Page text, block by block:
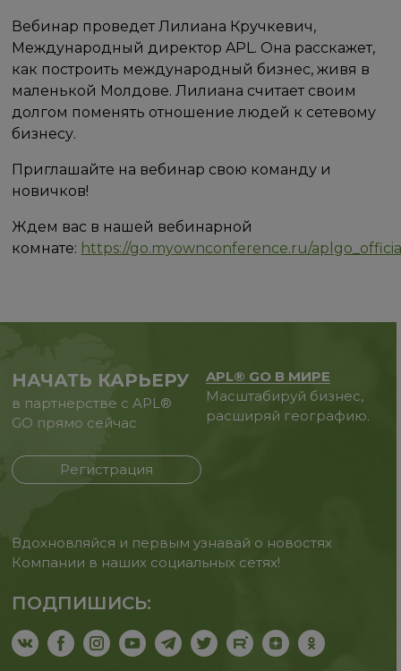
Вебинар проведет Лилиана Кручкевич,
Международный директор APL. Она расскажет,
как построить международный бизнес, живя в
маленькой Молдове. Лилиана считает своим
долгом поменять отношение людей к сетевому
бизнесу.
Приглашайте на вебинар свою команду и
новичков!
Ждем вас в нашей вебинарной
комнате: https://go.myownconference.ru/
НАЧАТЬ КАРЬЕРУ
в партнерстве с APL®
GO прямо сейчас
Регистрация
APL® GO В МИРЕ
Масштабируй бизнес,
расширяй географию.
Вдохновляйся и первым узнавай о новостях
Компании в наших социальных сетях!
ПОДПИШИСЬ: